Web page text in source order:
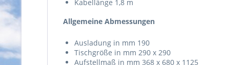
Kabellänge 1,8 m
Allgemeine Abmessungen
Ausladung in mm 190
Tischgröße in mm 290 x 290
Aufstellmaß in mm 368 x 680 x 1125